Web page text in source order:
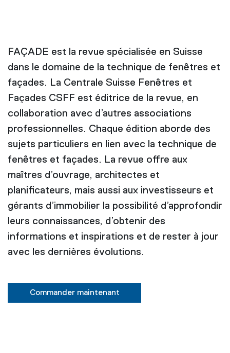
FAÇADE est la revue spécialisée en Suisse
dans le domaine de la technique de fenêtres et
façades. La Centrale Suisse Fenêtres et
Façades CSFF est éditrice de la revue, en
collaboration avec d’autres associations
professionnelles. Chaque édition aborde des
sujets particuliers en lien avec la technique de
fenêtres et façades. La revue offre aux
maîtres d’ouvrage, architectes et
planificateurs, mais aussi aux investisseurs et
gérants d’immobilier la possibilité d’approfondir
leurs connaissances, d’obtenir des
informations et inspirations et de rester à jour
avec les dernières évolutions.
Commander maintenant